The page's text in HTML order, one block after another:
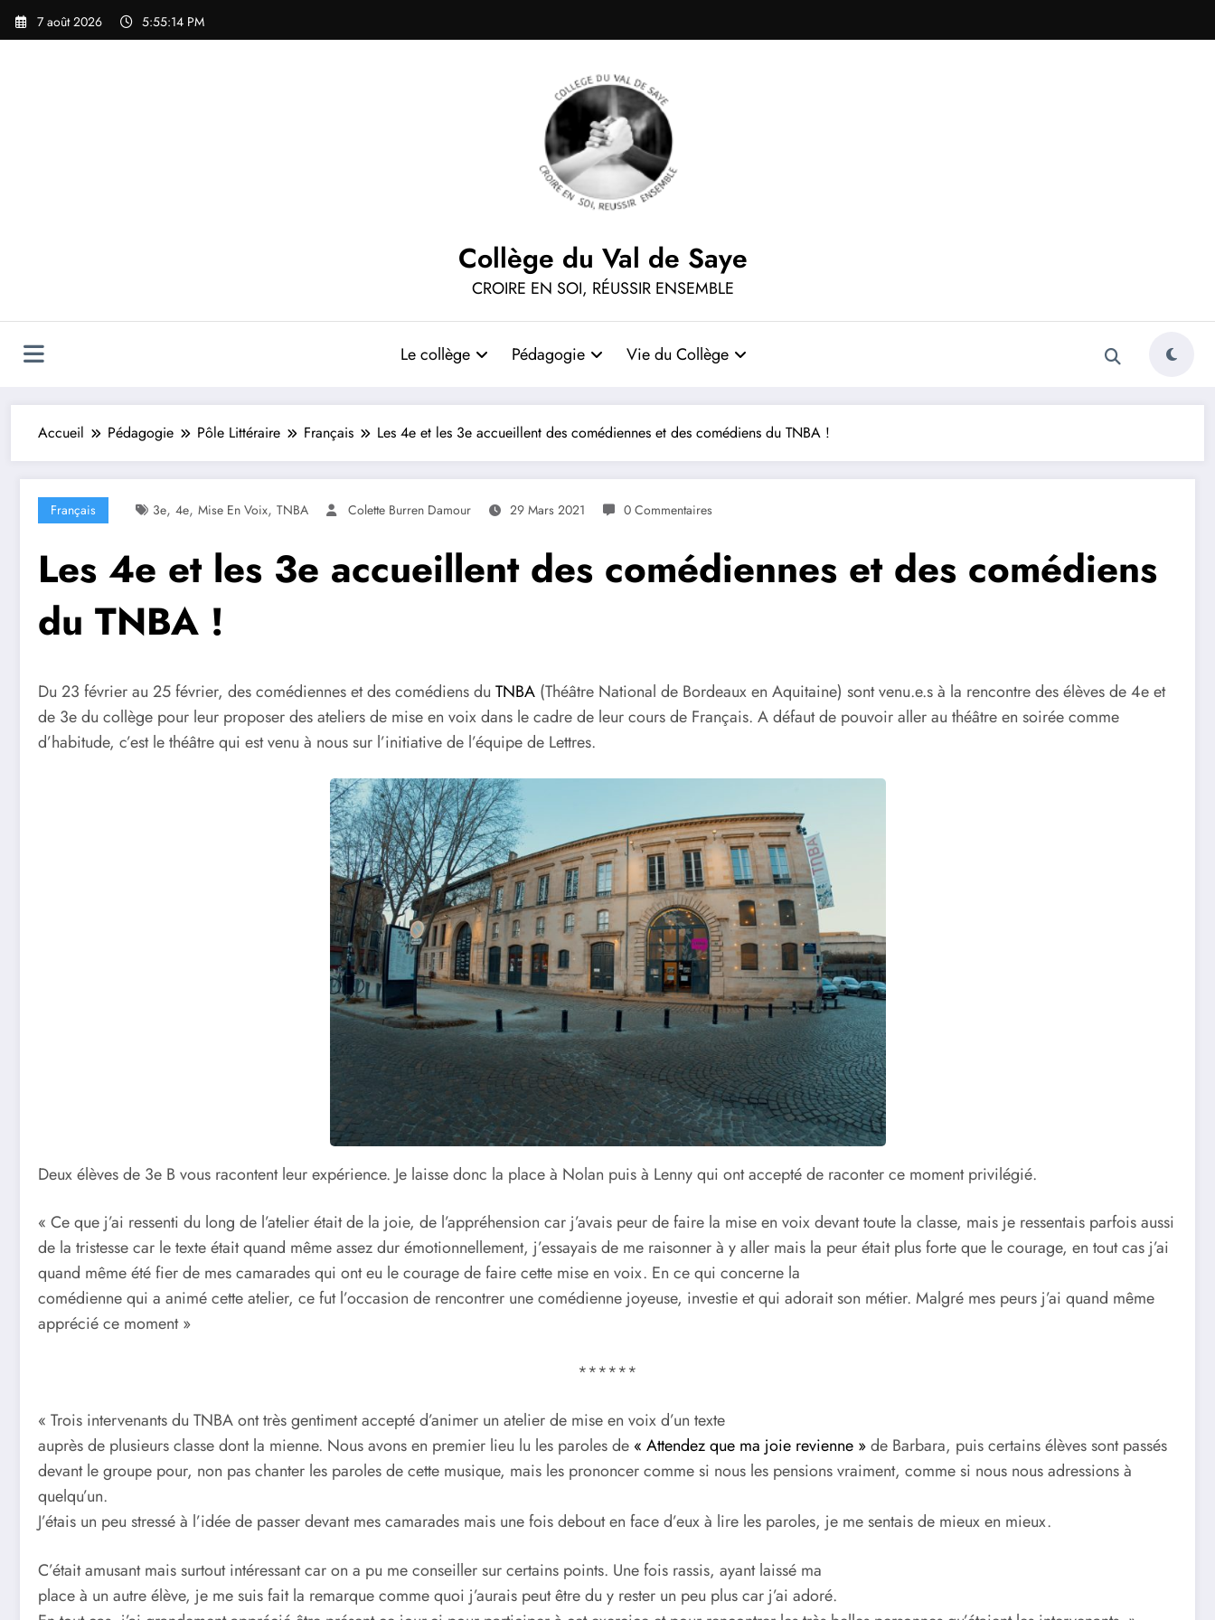
Aller
7 août 2026 5:55:15 PM
Collège du Val de Saye
CROIRE EN SOI, RÉUSSIR ENSEMBLE
Le collège Pédagogie Vie du Collège
Accueil Pédagogie Pôle Littéraire Français Les 4e et les 3e accueillent des comédiennes et des comédiens du TNBA !
Français 3e, 4e, Mise En Voix, TNBA Colette Burren Damour 29 Mars 2021 0 Commentaires
Les 4e et les 3e accueillent des comédiennes et des comédiens
du TNBA !
Du 23 février au 25 février, des comédiennes et des comédiens du TNBA (Théâtre National de Bordeaux en Aquitaine) sont venu.e.s à la rencontre des élèves de 4e et
de 3e du collège pour leur proposer des ateliers de mise en voix dans le cadre de leur cours de Français. A défaut de pouvoir aller au théâtre en soirée comme
d’habitude, c’est le théâtre qui est venu à nous sur l’initiative de l’équipe de Lettres.
Deux élèves de 3e B vous racontent leur expérience. Je laisse donc la place à Nolan puis à Lenny qui ont accepté de raconter ce moment privilégié.
« Ce que j’ai ressenti du long de l’atelier était de la joie, de l’appréhension car j’avais peur de faire la mise en voix devant toute la classe, mais je ressentais parfois aussi
de la tristesse car le texte était quand même assez dur émotionnellement, j’essayais de me raisonner à y aller mais la peur était plus forte que le courage, en tout cas j’ai
quand même été fier de mes camarades qui ont eu le courage de faire cette mise en voix. En ce qui concerne la
comédienne qui a animé cette atelier, ce fut l’occasion de rencontrer une comédienne joyeuse, investie et qui adorait son métier. Malgré mes peurs j’ai quand même
apprécié ce moment »
******
« Trois intervenants du TNBA ont très gentiment accepté d’animer un atelier de mise en voix d’un texte
auprès de plusieurs classe dont la mienne. Nous avons en premier lieu lu les paroles de« Attendez que ma joie revienne »de Barbara, puis certains élèves sont passés
devant le groupe pour, non pas chanter les paroles de cette musique, mais les prononcer comme si nous les pensions vraiment, comme si nous nous adressions à
quelqu’un.
J’étais un peu stressé à l’idée de passer devant mes camarades mais une fois debout en face d’eux à lire les paroles, je me sentais de mieux en mieux.
C’était amusant mais surtout intéressant car on a pu me conseiller sur certains points. Une fois rassis, ayant laissé ma
place à un autre élève, je me suis fait la remarque comme quoi j’aurais peut être du y rester un peu plus car j’ai adoré.